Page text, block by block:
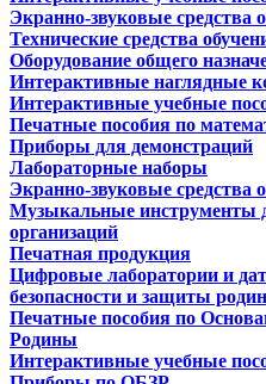
Экранно-звуковые средства
Технические средства
Оборудование общего
Интерактивные наглядные
Интерактивные учебные
Печатные пособия по
Приборы для демонстраций
Лабораторные наборы
Экранно-звуковые средства
Музыкальные инструменты
организаций
Печатная продукция
Цифровые лаборатории и
безопасности и защиты
Печатные пособия по
Родины
Интерактивные учебные